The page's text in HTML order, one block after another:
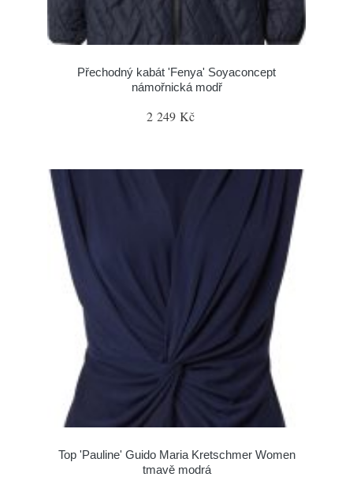
Přechodný kabát 'Fenya' Soyaconcept
námořnická modř
2 249 Kč
Top 'Pauline' Guido Maria Kretschmer Women
tmavě modrá